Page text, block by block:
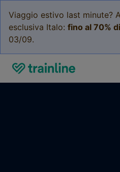
Viaggio estivo last minute?
esclusiva Italo: fino al 70%
03/09.